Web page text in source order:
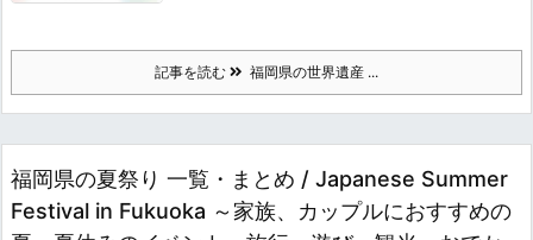
記事を読む 福岡県の世界遺産 ...
福岡県の夏祭り 一覧・まとめ / Japanese Summer
Festival in Fukuoka ～家族、カップルにおすすめの